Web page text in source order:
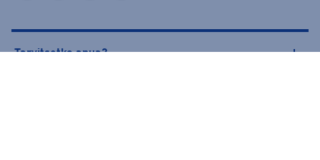
Tarvitsetko apua?